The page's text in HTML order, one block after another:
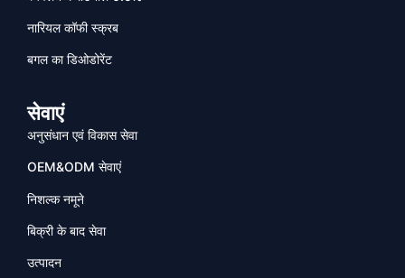
नारियल कॉफी स्क्रब
बगल का डिओडोरेंट
सेवाएं
अनुसंधान एवं विकास सेवा
OEM&ODM सेवाएं
निशल्क नमूने
बिक्री के बाद सेवा
उत्पादन